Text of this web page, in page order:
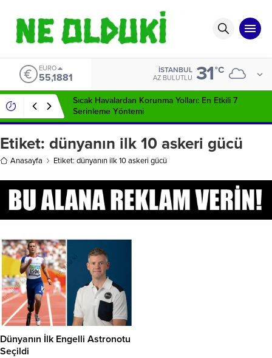
EURO
55,1881
İSTANBUL
AZ BULUTLU 31°C
Sıcak Havalardan Korunma Yolları: En Etkili 7
Serinleme Yöntemi
Etiket: dünyanın ilk 10 askeri gücü
Anasayfa Etiket: dünyanın ilk 10 askeri gücü
Dünyanın İlk Engelli Astronotu
Seçildi